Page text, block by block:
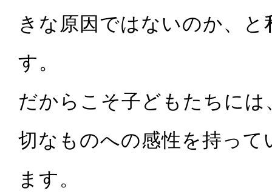
きな原因ではないのか、
す。
だからこそ子どもたちに
切なものへの感性を持っ
ます。